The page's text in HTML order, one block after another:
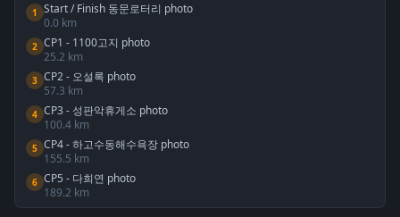
1
Start / Finish 동문로터리 photo
0.0 km
2 CP1 - 1100고지 photo
25.2 km
3 CP2 - 오설록 photo
57.3 km
4 CP3 - 성판악휴게소 photo
100.4 km
5 CP4 - 하고수동해수욕장 photo
155.5 km
6 CP5 - 다희연 photo
189.2 km